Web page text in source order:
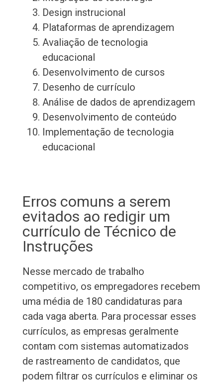
Design instrucional
Plataformas de aprendizagem
Avaliação de tecnologia
educacional
Desenvolvimento de cursos
Desenho de currículo
Análise de dados de aprendizagem
Desenvolvimento de conteúdo
Implementação de tecnologia
educacional
Erros comuns a serem
evitados ao redigir um
currículo de Técnico de
Instruções
Nesse mercado de trabalho
competitivo, os empregadores recebem
uma média de 180 candidaturas para
cada vaga aberta. Para processar esses
currículos, as empresas geralmente
contam com sistemas automatizados
de rastreamento de candidatos, que
podem filtrar os currículos e eliminar os